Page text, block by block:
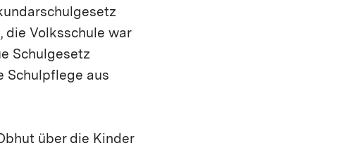
die Volksschule war
Schulgesetz
Schulpflege aus
über die Kinder